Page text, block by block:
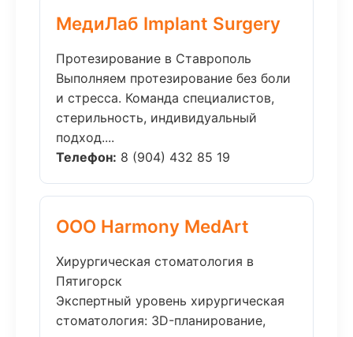
МедиЛаб Implant Surgery
Протезирование в Ставрополь
Выполняем протезирование без боли
и стресса. Команда специалистов,
стерильность, индивидуальный
подход....
Телефон: 8 (904) 432 85 19
ООО Harmony MedArt
Хирургическая стоматология в
Пятигорск
Экспертный уровень хирургическая
стоматология: 3D-планирование,